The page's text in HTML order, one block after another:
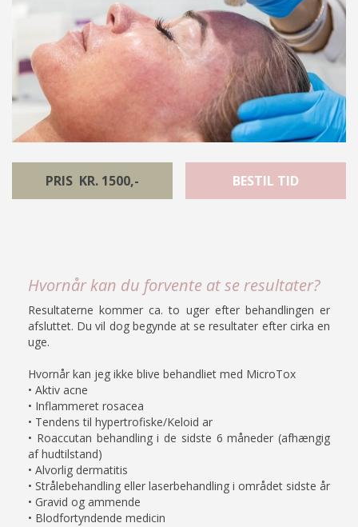
PRIS KR. 1500,- BESTIL TID
Hvornår kan du forvente at se resultater?
Resultaterne kommer ca. to uger efter behandlingen er
afsluttet. Du vil dog begynde at se resultater efter cirka en
uge.
Hvornår kan jeg ikke blive behandliet med MicroTox
• Aktiv acne
• Inflammeret rosacea
• Tendens til hypertrofiske/Keloid ar
• Roaccutan behandling i de sidste 6 måneder (afhængig
af hudtilstand)
• Alvorlig dermatitis
• Strålebehandling eller laserbehandling i området sidste år
• Gravid og ammende
• Blodfortyndende medicin